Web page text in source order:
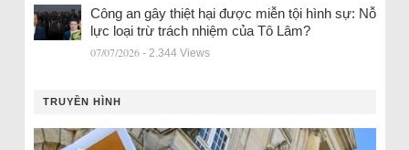
Công an gây thiệt hại được miễn tội hình sự: Nỗ
lực loại trừ trách nhiệm của Tô Lâm?
07/07/2026 - 2.344 Views
TRUYỀN HÌNH